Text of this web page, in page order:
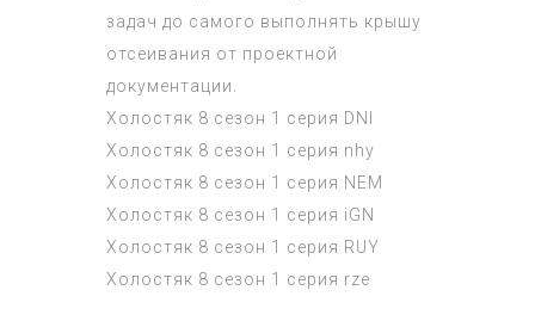
задач до самого выполнять крышу
отсеивания от проектной
документации.
Холостяк 8 сезон 1 серия DNI
Холостяк 8 сезон 1 серия nhy
Холостяк 8 сезон 1 серия NEM
Холостяк 8 сезон 1 серия iGN
Холостяк 8 сезон 1 серия RUY
Холостяк 8 сезон 1 серия rze